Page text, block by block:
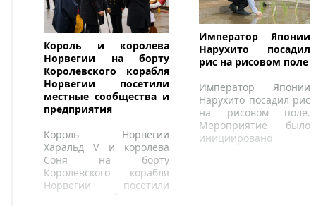
Король и королева
Норвегии на борту
Королевского корабля
Норвегии посетили
местные сообщества и
предприятия
Король Норвегии
Харальд V и королева
Соня на борту
Королевского корабля
Норвегии посетили
местные сообщества и
Император Японии
Нарухито посадил
рис на рисовом поле
Император Японии
Нарухито посадил рис
на рисовом поле.
Мероприятие было
инициировано